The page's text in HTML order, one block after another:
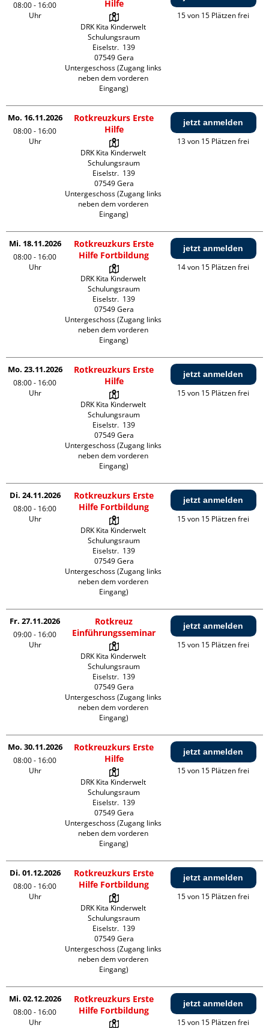
08:00 - 16:00
Uhr
Hilfe
DRK Kita Kinderwelt
Schulungsraum
Eiselstr.  139
07549 Gera
Untergeschoss (Zugang links
neben dem vorderen
Eingang)
15 von 15 Plätzen frei
Mo. 16.11.2026
08:00 - 16:00
Uhr
Rotkreuzkurs Erste
Hilfe
DRK Kita Kinderwelt
Schulungsraum
Eiselstr.  139
07549 Gera
Untergeschoss (Zugang links
neben dem vorderen
Eingang)
jetzt anmelden
13 von 15 Plätzen frei
Mi. 18.11.2026
08:00 - 16:00
Uhr
Rotkreuzkurs Erste
Hilfe Fortbildung
DRK Kita Kinderwelt
Schulungsraum
Eiselstr.  139
07549 Gera
Untergeschoss (Zugang links
neben dem vorderen
Eingang)
jetzt anmelden
14 von 15 Plätzen frei
Mo. 23.11.2026
08:00 - 16:00
Uhr
Rotkreuzkurs Erste
Hilfe
DRK Kita Kinderwelt
Schulungsraum
Eiselstr.  139
07549 Gera
Untergeschoss (Zugang links
neben dem vorderen
Eingang)
jetzt anmelden
15 von 15 Plätzen frei
Di. 24.11.2026
08:00 - 16:00
Uhr
Rotkreuzkurs Erste
Hilfe Fortbildung
DRK Kita Kinderwelt
Schulungsraum
Eiselstr.  139
07549 Gera
Untergeschoss (Zugang links
neben dem vorderen
Eingang)
jetzt anmelden
15 von 15 Plätzen frei
Fr. 27.11.2026
09:00 - 16:00
Uhr
Rotkreuz
Einführungsseminar
DRK Kita Kinderwelt
Schulungsraum
Eiselstr.  139
07549 Gera
Untergeschoss (Zugang links
neben dem vorderen
Eingang)
jetzt anmelden
15 von 15 Plätzen frei
Mo. 30.11.2026
08:00 - 16:00
Uhr
Rotkreuzkurs Erste
Hilfe
DRK Kita Kinderwelt
Schulungsraum
Eiselstr.  139
07549 Gera
Untergeschoss (Zugang links
neben dem vorderen
Eingang)
jetzt anmelden
15 von 15 Plätzen frei
Di. 01.12.2026
08:00 - 16:00
Uhr
Rotkreuzkurs Erste
Hilfe Fortbildung
DRK Kita Kinderwelt
Schulungsraum
Eiselstr.  139
07549 Gera
Untergeschoss (Zugang links
neben dem vorderen
Eingang)
jetzt anmelden
15 von 15 Plätzen frei
Mi. 02.12.2026
08:00 - 16:00
Uhr
Rotkreuzkurs Erste
Hilfe Fortbildung
jetzt anmelden
15 von 15 Plätzen frei